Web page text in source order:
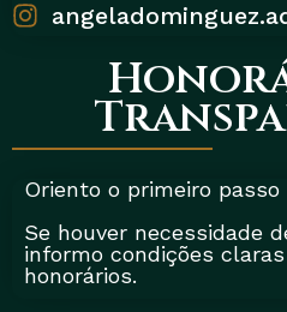
Oriento o primeiro
Se houver necessidade
informo condições
honorários.